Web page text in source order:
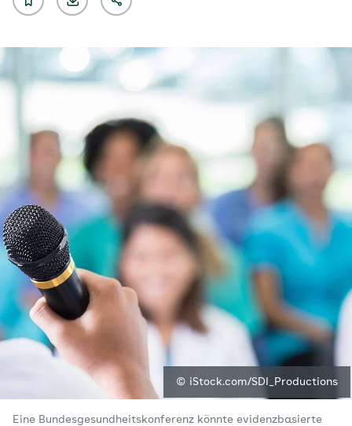
© iStock.com/SDI_Productions
Eine Bundesgesundheitskonferenz könnte evidenzbasierte